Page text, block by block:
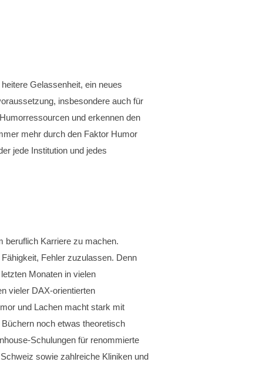
Gelassenheit, ein neues
insbesondere auch für
und erkennen den
mehr durch den Faktor Humor
jede Institution und jedes
beruflich Karriere zu machen.
Fehler zuzulassen. Denn
Monaten in vielen
vieler DAX-orientierten
und Lachen macht stark mit
noch etwas theoretisch
Schulungen für renommierte
sowie zahlreiche Kliniken und